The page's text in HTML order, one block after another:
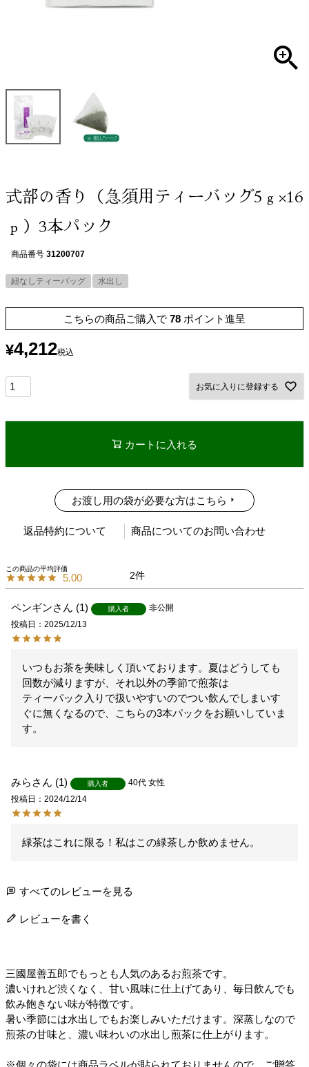
式部の香り（急須用ティーバッグ5ｇ×16
ｐ）3本パック
商品番号 31200707
紐なしティーバッグ 水出し
こちらの商品ご購入で 78 ポイント進呈
¥4,212税込
お気に入りに登録する
カートに入れる
お渡し用の袋が必要な方はこちら
返品特約について 商品についてのお問い合わせ
5.00 2
ペンギン 1 購入者
非公開
投稿日
2025/12/13
いつもお茶を美味しく頂いております。夏はどうしても
回数が減りますが、それ以外の季節で煎茶は
ティーパック入りで扱いやすいのでつい飲んでしまいす
ぐに無くなるので、こちらの3本パックをお願いしていま
す。
みら 1 購入者 40代 女性
投稿日
2024/12/14
緑茶はこれに限る！私はこの緑茶しか飲めません。
すべてのレビューを見る
レビューを書く
三國屋善五郎でもっとも人気のあるお煎茶です。
濃いけれど渋くなく、甘い風味に仕上げてあり、毎日飲んでも
飲み飽きない味が特徴です。
暑い季節には水出しでもお楽しみいただけます。深蒸しなので
煎茶の甘味と、濃い味わいの水出し煎茶に仕上がります。
※個々の袋には商品ラベルが貼られておりませんので、ご贈答